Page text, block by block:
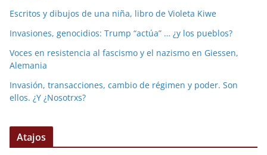
Escritos y dibujos de una niña, libro de Violeta Kiwe
Invasiones, genocidios: Trump “actúa” … ¿y los pueblos?
Voces en resistencia al fascismo y el nazismo en Giessen,
Alemania
Invasión, transacciones, cambio de régimen y poder. Son
ellos. ¿Y ¿Nosotrxs?
Atajos